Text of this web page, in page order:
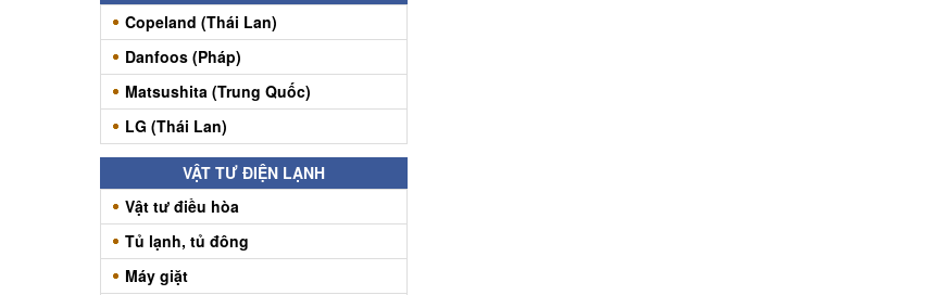
Copeland (Thái Lan)
Danfoos (Pháp)
Matsushita (Trung Quốc)
LG (Thái Lan)
VẬT TƯ ĐIỆN LẠNH
Vật tư điều hòa
Tủ lạnh, tủ đông
Máy giặt